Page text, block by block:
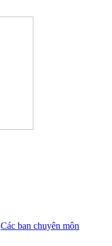
Các ban chuyên môn